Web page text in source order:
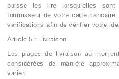
puisse les lire lorsqu’elles
fournisseur de votre carte bancaire
vérifications afin de vérifier votre
Article 5 : Livraison
Les plages de livraison au
considérées de manière
varier.